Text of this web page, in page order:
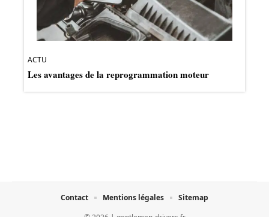
ACTU
Les avantages de la reprogrammation moteur
Contact Mentions légales Sitemap